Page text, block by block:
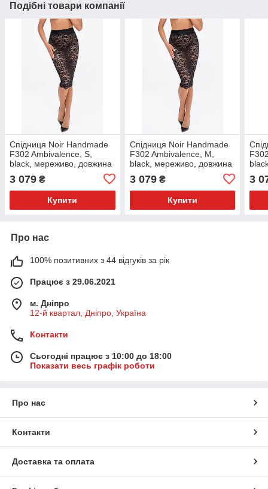
Подібні товари компанії
Спідниця Noir Handmade
F302 Ambivalence, S,
black, мереживо, довжина
за коліна, шнурівка ззаду
3 079 ₴
Купити
Спідниця Noir Handmade
F302 Ambivalence, M,
black, мереживо, довжина
за коліна, шнурівка ззаду
3 079₴
Купити
3
Про нас
100% позитивних з 44 відгуків за рік
Працює з 29.06.2021
м. Дніпро
12-й квартал, Дніпро, Україна
Контакти
Сьогодні працює з 10:00 до 18:00
Показати весь графік роботи
Про нас
Контакти
Доставка та оплата